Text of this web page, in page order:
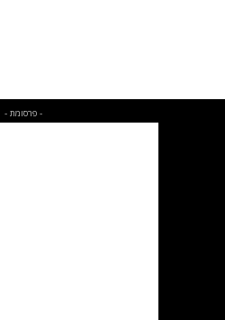
- פרסומת -